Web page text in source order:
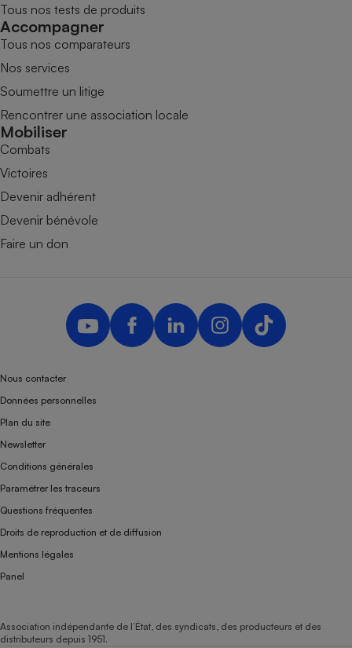
Tous nos tests de produits
Accompagner
Tous nos comparateurs
Nos services
Soumettre un litige
Rencontrer une association locale
Mobiliser
Combats
Victoires
Devenir adhérent
Devenir bénévole
Faire un don
Nous contacter
Données personnelles
Plan du site
Newsletter
Conditions générales
Paramétrer les traceurs
Questions fréquentes
Droits de reproduction et de diffusion
Mentions légales
Panel
Association indépendante de l’État, des syndicats, des producteurs et des
distributeurs depuis 1951.